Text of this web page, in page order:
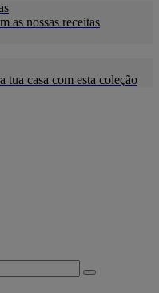
as nossas receitas
tua casa com esta coleção